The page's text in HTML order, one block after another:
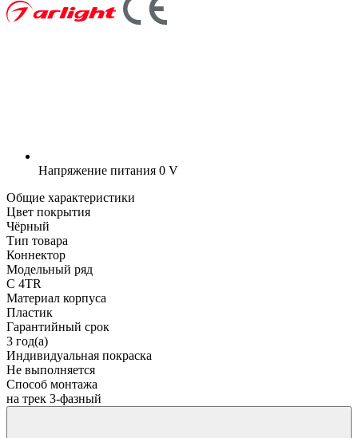
Напряжение питания 0 V
Общие характеристики
Цвет покрытия
Чёрный
Тип товара
Коннектор
Модельный ряд
C 4TR
Материал корпуса
Пластик
Гарантийный срок
3 год(а)
Индивидуальная покраска
Не выполняется
Способ монтажа
на трек 3-фазный